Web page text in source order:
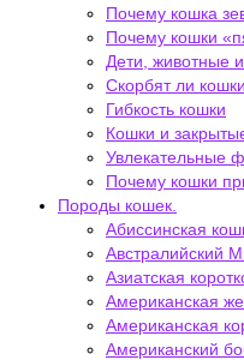
Почему кошка
Почему кошки
Дети, животные и
Скорбят ли
Гибкость кошки
Кошки и
Увлекательные
Почему кошки
Породы кошек.
Абиссинская
Австралийский
Азиатская
Американская
Американская
Американский